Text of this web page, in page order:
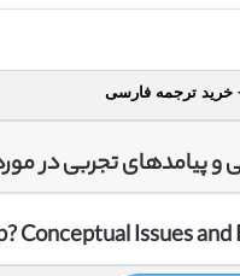
+ خرید ترجمه فارسی
و پیامدهای تجربی در
Conceptual Issues